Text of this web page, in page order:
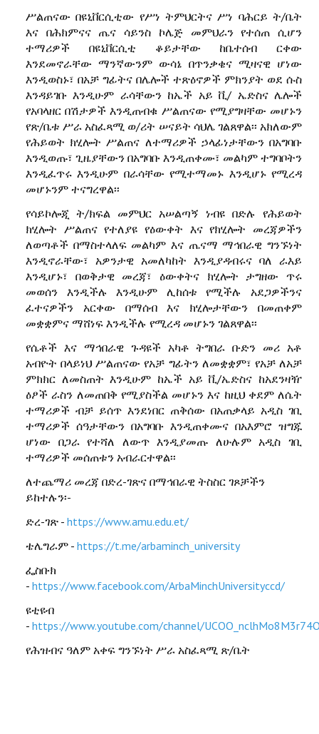
ሥልጠናው በዩኒቨርሲቲው የሥነ ትምህርትና ሥነ ባሕርይ ት/ቤት
እና በሕክምናና ጤና ሳይንስ ኮሌጅ መምህራን የተሰጠ ሲሆን
ተማሪዎች በዩኒቨርሲቲ ቆይታቸው ከቤተሰብ ርቀው
እንደመኖራቸው ማንኛውንም ውሳኔ በጥንቃቄና ሚዛናዊ ሆነው
እንዲወስኑ፣ በአቻ ግፊትና በሌሎች ተጽዕኖዎች ምክንያት ወደ ሱስ
እንዳይገቡ እንዲሁም ራሳቸውን ከኤች አይ ቪ/ ኤድስና ሌሎች
የአባላዘር በሽታዎች እንዲጠብቁ ሥልጠናው የሚያግዛቸው መሆኑን
የጽ/ቤቱ ሥራ አስፈጻሚ ወ/ሪት ሠናይት ሳህሌ ገልጸዋል፡፡ አክለውም
የሕይወት ክሂሎት ሥልጠና ለተማሪዎች ኃላፊነታቸውን በአግባቡ
እንዲወጡ፣ ጊዜያቸውን በአግባቡ እንዲጠቀሙ፣ መልካም ተግባቦትን
እንዲፈጥሩ እንዲሁም በራሳቸው የሚተማመኑ እንዲሆኑ የሚረዳ
መሆኑንም ተናግረዋል፡፡
የሳይኮሎጂ ት/ክፍል መምህር አሠልጣኝ ነብዩ በድሉ የሕይወት
ክሂሎት ሥልጠና የተለያዩ የዕውቀት እና የክሂሎት መረጃዎችን
ለወጣቶች በማስተላለፍ መልካም እና ጤናማ ማኅበራዊ ግንኙነት
እንዲኖራቸው፣ አዎንታዊ አመለካከት እንዲያዳብሩና ባለ ራእይ
እንዲሆኑ፣ በወቅታዊ መረጃ፣ ዕውቀትና ክሂሎት ታግዘው ጥሩ
መወሰን እንዲችሉ እንዲሁም ሊከሰቱ የሚችሉ አደጋዎችንና
ፈተናዎችን አርቀው በማሰብ እና ክሂሎታቸውን በመጠቀም
መቋቋምና ማሸነፍ እንዲችሉ የሚረዳ መሆኑን ገልጸዋል፡፡
የሴቶች እና ማኅበራዊ ጉዳዩች አካቶ ትግበራ ቡድን መሪ አቶ
አብዮት በላይነህ ሥልጠናው የአቻ ግፊትን ለመቋቋም፣ የአቻ ለአቻ
ምክክር ለመስጠት እንዲሁም ከኤች አይ ቪ/ኤድስና ከአደንዛዥ
ዕፆች ራስን ለመጠበቅ የሚያስችል መሆኑን እና ከዚህ ቀደም ለሴት
ተማሪዎች ብቻ ይሰጥ እንደነበር ጠቅሰው በአጠቃላይ አዲስ ገቢ
ተማሪዎች ሰዓታቸውን በአግባቡ እንዲጠቀሙና በአእምሮ ዝግጁ
ሆነው በጋራ የተሻለ ለውጥ እንዲያመጡ ለሁሉም አዲስ ገቢ
ተማሪዎች መሰጠቱን አብራርተዋል፡፡
ለተጨማሪ መረጃ በድረ-ገጽና በማኅበራዊ ትስስር ገጾቻችን
ይከተሉን፡-
ድረ-ገጽ - https://www.amu.edu.et/
ቴሌግራም - https://t.me/arbaminch_university
ፌስቡክ
- https://www.facebook.com/ArbaMinchUniversityccd/
ዩቲዩብ
- https://www.youtube.com/channel/
የሕዝብና ዓለም አቀፍ ግንኙነት ሥራ አስፈጻሚ ጽ/ቤት